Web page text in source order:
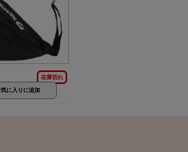
在庫切れ